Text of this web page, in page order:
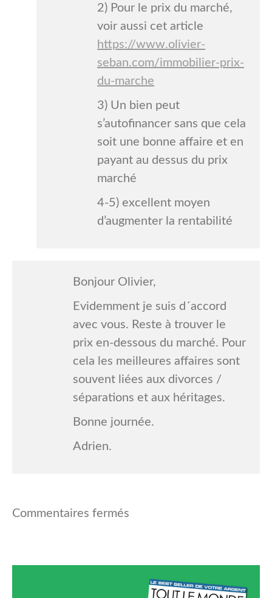
2) Pour le prix du marché,
voir aussi cet article
https://www.olivier-
seban.com/immobilier-prix-
du-marche
3) Un bien peut
s’autofinancer sans que cela
soit une bonne affaire et en
payant au dessus du prix
marché
4-5) excellent moyen
d’augmenter la rentabilité
Bonjour Olivier,
Evidemment je suis d´accord
avec vous. Reste à trouver le
prix en-dessous du marché. Pour
cela les meilleures affaires sont
souvent liées aux divorces /
séparations et aux héritages.
Bonne journée.
Adrien.
Commentaires fermés